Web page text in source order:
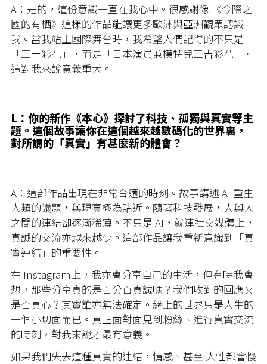
A： 是的，這份意識一直在我心中。很感謝像 《今際之
國的有栖》這樣的作品能讓更多歐洲與亞洲觀眾認識
我。當我站上國際舞台時，我希望人們記得的不只是
「三吉彩花」，而是「日本演員兼模特兒三吉彩花」。
這對我來說意義重大。
L：你的新作《本心》探討了科技、孤獨與真實等主
題。這個故事讓你在這個越來越數碼化的世界裏，
對所謂的「真實」有甚麼新的體會？
A： 這部作品出現在非常合適的時刻。故事講述 AI 重生
人類的議題，與現實極為貼近。隨著科技發展，人與人
之間的連結卻逐漸稀薄。不只是 AI，就連社交媒體上，
真誠的交流亦越來越少。這部作品讓我重新意識到「真
實連結」的重要性。
在 Instagram上，我亦會分享自己的生活，但有時我會
想，那些分享真的是百分百真誠嗎？我們收到的回應又
是否真心？其實誰亦無法確定。網上的世界只是人生的
一個小切面而已。真正面對面見到粉絲、進行真實交流
的時刻，對我來說才最有意義。
如果我們失去這種真實的連結，情感、甚至 人性都會慢